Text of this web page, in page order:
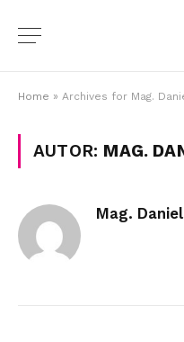
Home » Archives for Mag.
AUTOR: MAG.
Mag.